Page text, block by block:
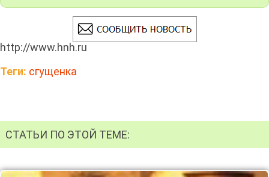
http://www.hnh.ru
Теги: сгущенка
СТАТЬИ ПО ЭТОЙ ТЕМЕ: